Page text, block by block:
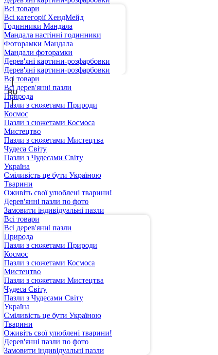
UA
RU
Всі товари
Всі категорії ХендМейд
Годинники Мандала
Мандала настінні годинники
Фоторамки Мандала
Мандали фоторамки
Дерев'яні картини-розфарбовки
Дерев'яні картини-розфарбовки
Всі товари
Всі дерев'янні пазли
Природа
Пазли з сюжетами Природи
Космос
Пазли з сюжетами Космоса
Мистецтво
Пазли з сюжетами Мистецтва
Чудеса Світу
Пазли з Чудесами Світу
Україна
Сміливість це бути Україною
Тварини
Оживіть свої улюблені тварини!
Дерев'янні пазли по фото
Замовити індивідуальні пазли
Всі товари
Всі дерев'янні пазли
Природа
Пазли з сюжетами Природи
Космос
Пазли з сюжетами Космоса
Мистецтво
Пазли з сюжетами Мистецтва
Чудеса Світу
Пазли з Чудесами Світу
Україна
Сміливість це бути Україною
Тварини
Оживіть свої улюблені тварини!
Дерев'янні пазли по фото
Замовити індивідуальні пазли